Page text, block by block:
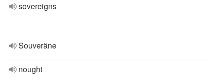
sovereigns
Souveräne
nought